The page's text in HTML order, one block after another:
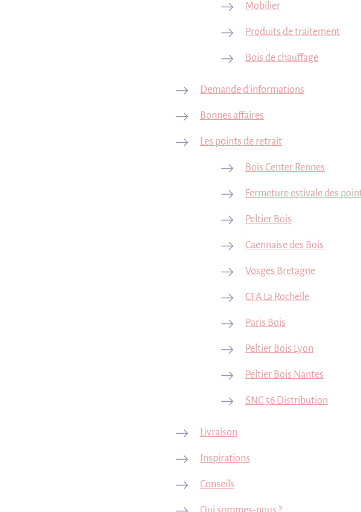
Mobilier
Produits de traitement
Bois de chauffage
Demande d'informations
Bonnes affaires
Les points de retrait
Bois Center Rennes
Fermeture estivale des
Peltier Bois
Caennaise des Bois
Vosges Bretagne
CFA La Rochelle
Paris Bois
Peltier Bois Lyon
Peltier Bois Nantes
SNC 56 Distribution
Livraison
Inspirations
Conseils